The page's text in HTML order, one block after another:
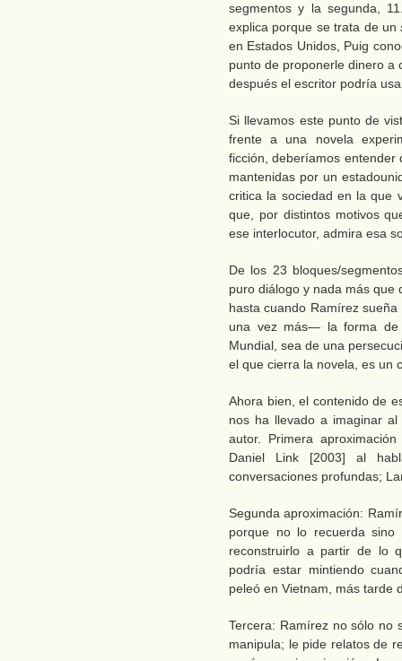
segmentos y la segunda,
explica porque se trata de un
en Estados Unidos, Puig
punto de proponerle dinero a
después el escritor podría
Si llevamos este punto de
frente a una novela
ficción, deberíamos entender
mantenidas por un
critica la sociedad en la que
que, por distintos motivos
ese interlocutor, admira esa
De los 23 bloques/
puro diálogo y nada más que
hasta cuando Ramírez
una vez más— la forma de
Mundial, sea de una
el que cierra la novela, es un
Ahora bien, el contenido de
nos ha llevado a imaginar
autor. Primera
Daniel Link [2003] al
conversaciones profundas;
Segunda aproximación:
porque no lo recuerda
reconstruirlo a partir de lo
podría estar mintiendo
peleó en Vietnam, más tarde
Tercera: Ramírez no sólo no
manipula; le pide relatos de